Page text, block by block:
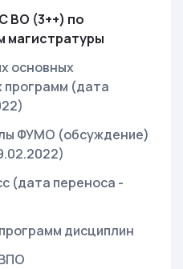
ВО (3++) по
магистратуры
основных
программ (дата
ФУМО (обсуждение)
(дата переноса -
дисциплин